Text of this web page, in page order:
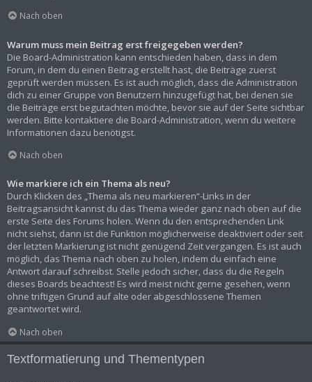
Nach oben
Warum muss mein Beitrag erst freigegeben werden?
Die Board-Administration kann entschieden haben, dass in dem
Forum, in dem du einen Beitrag erstellt hast, die Beiträge zuerst
geprüft werden müssen. Es ist auch möglich, dass die Administration
dich zu einer Gruppe von Benutzern hinzugefügt hat, bei denen sie
die Beiträge erst begutachten möchte, bevor sie auf der Seite sichtbar
werden. Bitte kontaktiere die Board-Administration, wenn du weitere
Informationen dazu benötigst.
Nach oben
Wie markiere ich ein Thema als neu?
Durch Klicken des „Thema als neu markieren“-Links in der
Beitragsansicht kannst du das Thema wieder ganz nach oben auf die
erste Seite des Forums holen. Wenn du den entsprechenden Link
nicht siehst, dann ist die Funktion möglicherweise deaktiviert oder seit
der letzten Markierung ist nicht genügend Zeit vergangen. Es ist auch
möglich, das Thema nach oben zu holen, indem du einfach eine
Antwort darauf schreibst. Stelle jedoch sicher, dass du die Regeln
dieses Boards beachtest! Es wird meist nicht gerne gesehen, wenn
ohne triftigen Grund auf alte oder abgeschlossene Themen
geantwortet wird.
Nach oben
Textformatierung und Thementypen